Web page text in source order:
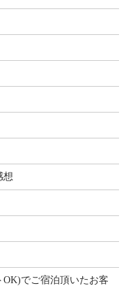
想
でご宿泊頂いたお客